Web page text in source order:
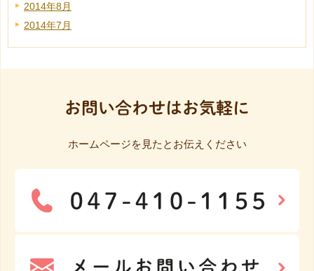
2014年8月
2014年7月
お問い合わせはお気軽に
ホームページを見たとお伝えください